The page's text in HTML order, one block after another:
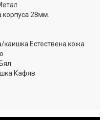
28мм.
Естествена кожа
Кафяв